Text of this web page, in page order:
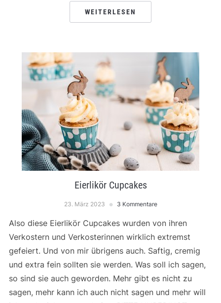
WEITERLESEN
Eierlikör Cupcakes
23. März 2023 3 Kommentare
Also diese Eierlikör Cupcakes wurden von ihren
Verkostern und Verkosterinnen wirklich extremst
gefeiert. Und von mir übrigens auch. Saftig, cremig
und extra fein sollten sie werden. Was soll ich sagen,
so sind sie auch geworden. Mehr gibt es nicht zu
sagen, mehr kann ich auch nicht sagen und mehr will